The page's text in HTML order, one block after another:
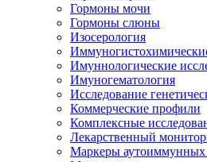
Гормоны мочи
Гормоны слюны
Изосерология
Имуннологические
Имуногематология
Исследование
Коммерческие профили
Комплексные
Лекарственный
Маркеры аутоиммунных